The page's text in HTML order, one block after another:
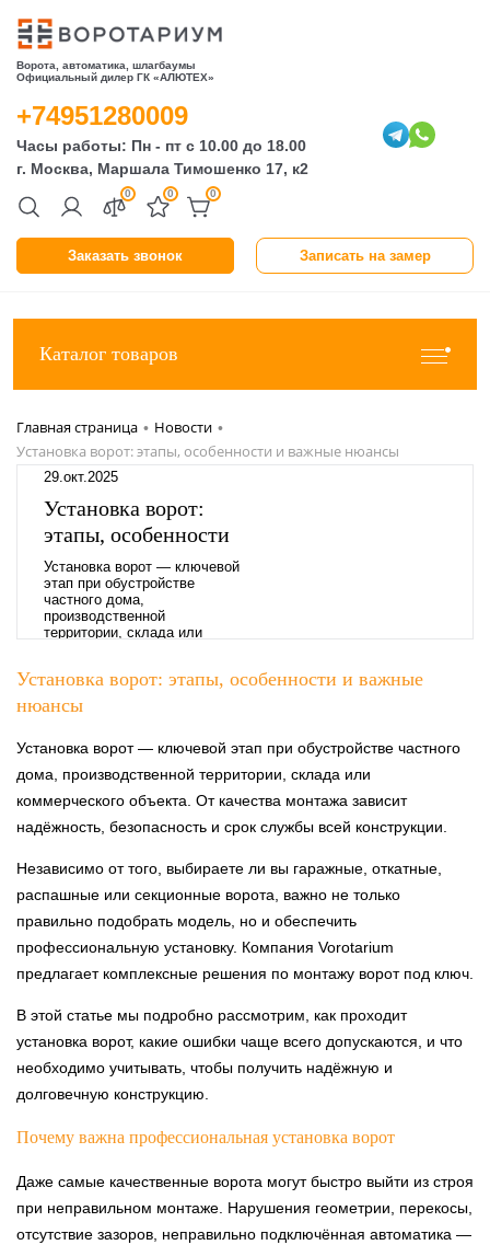
Ворота, автоматика, шлагбаумы
Официальный дилер ГК «АЛЮТЕХ»
Заказать звонок Записать на замер
0 0 0
+74951280009
Часы работы: Пн - пт с 10.00 до 18.00
г. Москва, Маршала Тимошенко 17, к2
Каталог товаров
Главная страница • Новости •
Установка ворот: этапы, особенности и важные нюансы
29.окт.2025
Установка ворот:
этапы, особенности
и важные нюансы
Установка ворот — ключевой
этап при обустройстве
частного дома,
производственной
территории, склада или
надёжность, безопасность и
конструкции.
Установка ворот: этапы, особенности и важные
нюансы
Установка ворот — ключевой этап при обустройстве частного
дома, производственной территории, склада или
коммерческого объекта. От качества монтажа зависит
надёжность, безопасность и срок службы всей конструкции.
Независимо от того, выбираете ли вы гаражные, откатные,
распашные или секционные ворота, важно не только
правильно подобрать модель, но и обеспечить
профессиональную установку. Компания Vorotarium
предлагает комплексные решения по монтажу ворот под ключ.
В этой статье мы подробно рассмотрим, как проходит
установка ворот, какие ошибки чаще всего допускаются, и что
необходимо учитывать, чтобы получить надёжную и
долговечную конструкцию.
Почему важна профессиональная установка ворот
Даже самые качественные ворота могут быстро выйти из строя
при неправильном монтаже. Нарушения геометрии, перекосы,
отсутствие зазоров, неправильно подключённая автоматика —